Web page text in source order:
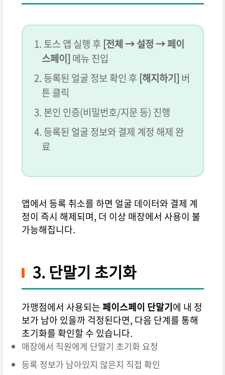
토스 앱 실행 후 [전체 → 설정 → 페이
스페이] 메뉴 진입
등록된 얼굴 정보 확인 후 [해지하기] 버
튼 클릭
본인 인증(비밀번호/지문 등) 진행
등록된 얼굴 정보와 결제 계정 해제 완
료
앱에서 등록 취소를 하면 얼굴 데이터와 결제 계
정이 즉시 해제되며, 더 이상 매장에서 사용이 불
가능해집니다.
3. 단말기 초기화
가맹점에서 사용되는페이스페이 단말기에 내 정
보가 남아 있을까 걱정된다면, 다음 단계를 통해
초기화를 확인할 수 있습니다.
매장에서 직원에게 단말기 초기화 요청
등록 정보가 남아있지 않은지 직접 확인